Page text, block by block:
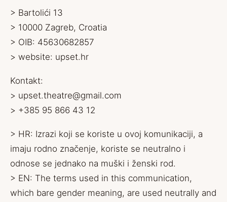
> Bartolići 13
> 10000 Zagreb, Croatia
> OIB: 45630682857
> website: upset.hr
Kontakt:
> upset.theatre@gmail.com
> +385 95 866 43 12
> HR: Izrazi koji se koriste u ovoj komunikaciji, a
imaju rodno značenje, koriste se neutralno i
odnose se jednako na muški i ženski rod.
> EN: The terms used in this communication,
which bare gender meaning, are used neutrally and